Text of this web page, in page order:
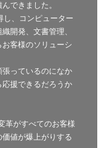
できました。
し、コンピューター
開発、文書管理、
客様のソリューシ
っているのになか
援できるだろうか
革がすべてのお客様
値が爆上がりする